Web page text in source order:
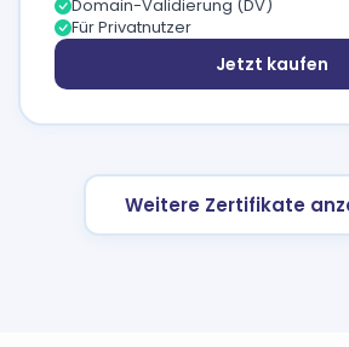
Domain-Validierung (DV)
Für Privatnutzer
Jetzt kaufen
Weitere Zertifikate